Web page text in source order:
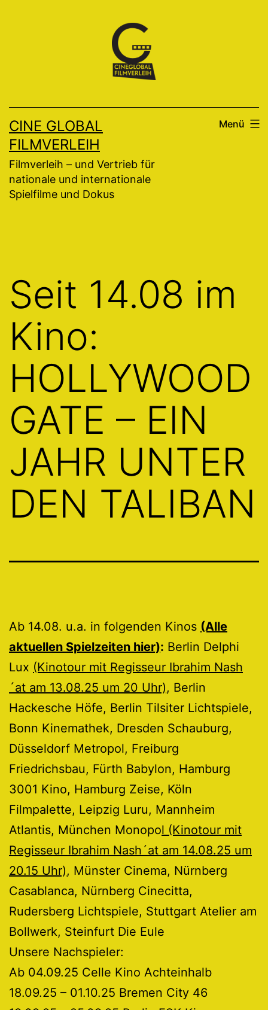
CINE GLOBAL
FILMVERLEIH
Filmverleih – und Vertrieb für
nationale und internationale
Spielfilme und Dokus
Menü
Seit 14.08 im
Kino:
HOLLYWOOD
GATE – EIN
JAHR UNTER
DEN TALIBAN
Ab 14.08. u.a. in folgenden Kinos (Alle
aktuellen Spielzeiten hier): Berlin Delphi
Lux (Kinotour mit Regisseur Ibrahim Nash
´at am 13.08.25 um 20 Uhr), Berlin
Hackesche Höfe, Berlin Tilsiter Lichtspiele,
Bonn Kinemathek, Dresden Schauburg,
Düsseldorf Metropol, Freiburg
Friedrichsbau, Fürth Babylon, Hamburg
3001 Kino, Hamburg Zeise, Köln
Filmpalette, Leipzig Luru, Mannheim
Atlantis, München Monopol (Kinotour mit
Regisseur Ibrahim Nash´at am 14.08.25 um
20.15 Uhr), Münster Cinema, Nürnberg
Casablanca, Nürnberg Cinecitta,
Rudersberg Lichtspiele, Stuttgart Atelier am
Bollwerk, Steinfurt Die Eule
Unsere Nachspieler:
Ab 04.09.25 Celle Kino Achteinhalb
18.09.25 – 01.10.25 Bremen City 46